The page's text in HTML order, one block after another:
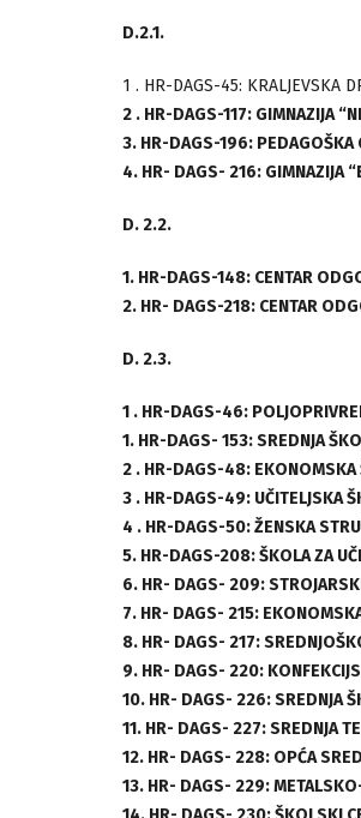
D.2.1.
1 . HR-DAGS-45: KRALJEVSKA
2 . HR-DAGS-117: GIMNAZIJA
3. HR-DAGS-196: PEDAGOŠKA
4. HR- DAGS- 216: GIMNAZIJA
D. 2.2.
1. HR-DAGS-148: CENTAR
2. HR- DAGS-218: CENTAR
D. 2.3.
1 . HR-DAGS-46:
1. HR-DAGS- 153: SREDNJA
2 . HR-DAGS-48: EKONOMSKA
3 . HR-DAGS-49: UČITELJSKA
4 . HR-DAGS-50: ŽENSKA
5. HR-DAGS-208: ŠKOLA ZA
6. HR- DAGS- 209:
7. HR- DAGS- 215:
8. HR- DAGS- 217:
9. HR- DAGS- 220:
10. HR- DAGS- 226: SREDNJA
11. HR- DAGS- 227: SREDNJA
12. HR- DAGS- 228: OPĆA
13. HR- DAGS- 229: